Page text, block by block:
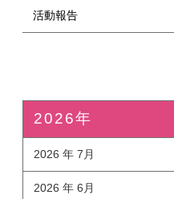
活動報告
2026年
2026 年 7月
2026 年 6月